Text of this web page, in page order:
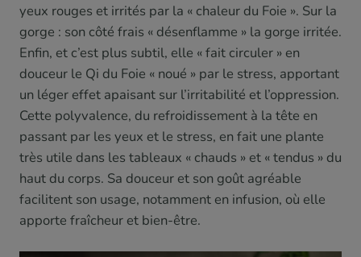
yeux rouges et irrités par la « chaleur du Foie ». Sur la
gorge : son côté frais « désenflamme » la gorge irritée.
Enfin, et c’est plus subtil, elle « fait circuler » en
douceur le Qi du Foie « noué » par le stress, apportant
un léger effet apaisant sur l’irritabilité et l’oppression.
Cette polyvalence, du refroidissement à la tête en
passant par les yeux et le stress, en fait une plante
très utile dans les tableaux « chauds » et « tendus » du
haut du corps. Sa douceur et son goût agréable
facilitent son usage, notamment en infusion, où elle
apporte fraîcheur et bien-être.